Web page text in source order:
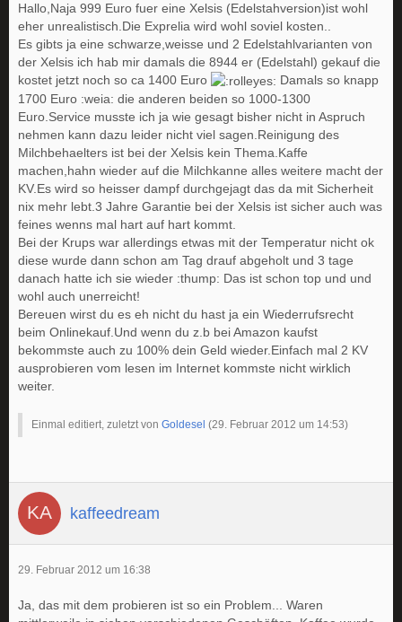
Hallo,Naja 999 Euro fuer eine Xelsis (Edelstahversion)ist wohl
eher unrealistisch.Die Exprelia wird wohl soviel kosten..
Es gibts ja eine schwarze,weisse und 2 Edelstahlvarianten von
der Xelsis ich hab mir damals die 8944 er (Edelstahl) gekauf die
kostet jetzt noch so ca 1400 Euro
Damals so knapp
1700 Euro :weia: die anderen beiden so 1000-1300
Euro.Service musste ich ja wie gesagt bisher nicht in Aspruch
nehmen kann dazu leider nicht viel sagen.Reinigung des
Milchbehaelters ist bei der Xelsis kein Thema.Kaffe
machen,hahn wieder auf die Milchkanne alles weitere macht der
KV.Es wird so heisser dampf durchgejagt das da mit Sicherheit
nix mehr lebt.3 Jahre Garantie bei der Xelsis ist sicher auch was
feines wenns mal hart auf hart kommt.
Bei der Krups war allerdings etwas mit der Temperatur nicht ok
diese wurde dann schon am Tag drauf abgeholt und 3 tage
danach hatte ich sie wieder :thump: Das ist schon top und und
wohl auch unerreicht!
Bereuen wirst du es eh nicht du hast ja ein Wiederrufsrecht
beim Onlinekauf.Und wenn du z.b bei Amazon kaufst
bekommste auch zu 100% dein Geld wieder.Einfach mal 2 KV
ausprobieren vom lesen im Internet kommste nicht wirklich
weiter.
Einmal editiert, zuletzt von Goldesel (29. Februar 2012 um 14:53)
kaffeedream
29. Februar 2012 um 16:38
Ja, das mit dem probieren ist so ein Problem... Waren